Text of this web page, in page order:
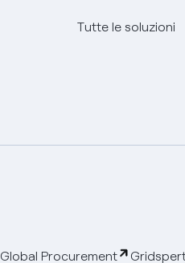
Tutte le soluzioni
Global Procurement